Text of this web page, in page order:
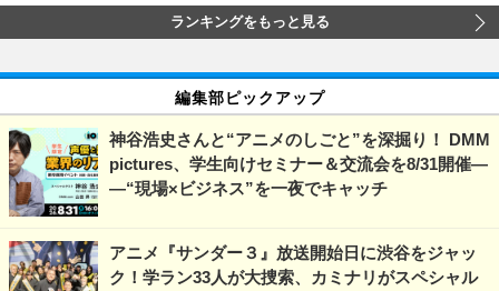
ランキングをもっと見る
編集部ピックアップ
神谷浩史さんと“アニメのしごと”を深掘り！ DMM
pictures、学生向けセミナー＆交流会を8/31開催―
―“現場×ビジネス”を一夜でキャッチ
アニメ『サンダー３』放送開始日に渋谷をジャッ
ク！学ラン33人が大捜索、カミナリがスペシャル